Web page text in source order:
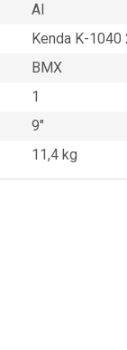
Al
Kenda K-1040
BMX
1
9″
11,4 kg